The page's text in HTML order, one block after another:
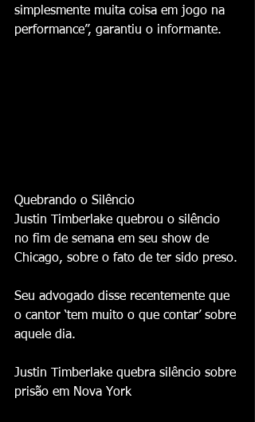
simplesmente muita coisa em jogo na
performance”, garantiu o informante.
Quebrando o Silêncio
Justin Timberlake quebrou o silêncio
no fim de semana em seu show de
Chicago, sobre o fato de ter sido preso.
Seu advogado disse recentemente que
o cantor ‘tem muito o que contar’ sobre
aquele dia.
Justin Timberlake quebra silêncio sobre
prisão em Nova York